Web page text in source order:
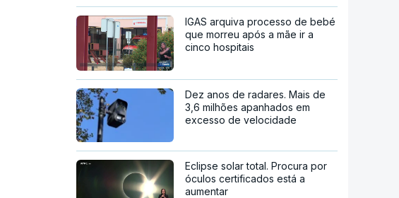
IGAS arquiva processo de bebé
que morreu após a mãe ir a
cinco hospitais
Dez anos de radares. Mais de
3,6 milhões apanhados em
excesso de velocidade
Eclipse solar total. Procura por
óculos certificados está a
aumentar